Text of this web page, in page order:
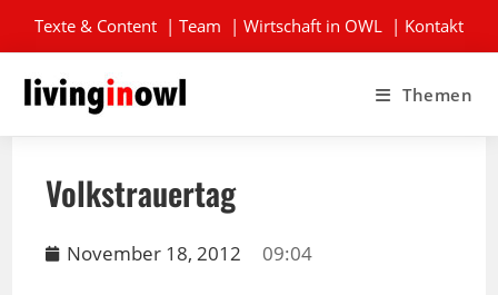
Texte & Content | Team | Wirtschaft in OWL | Kontakt
Themen
Volkstrauertag
November 18, 2012 09:04